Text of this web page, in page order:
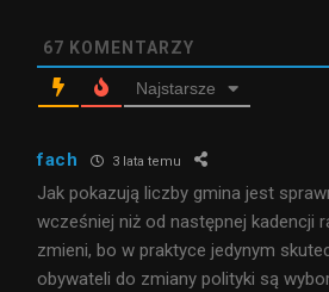
67 KOMENTARZY
Najstarsze
fach 3 lata temu
Jak pokazują liczby gmina jest
wcześniej niż od następnej kadencji
zmieni, bo w praktyce jedynym
obywateli do zmiany polityki są